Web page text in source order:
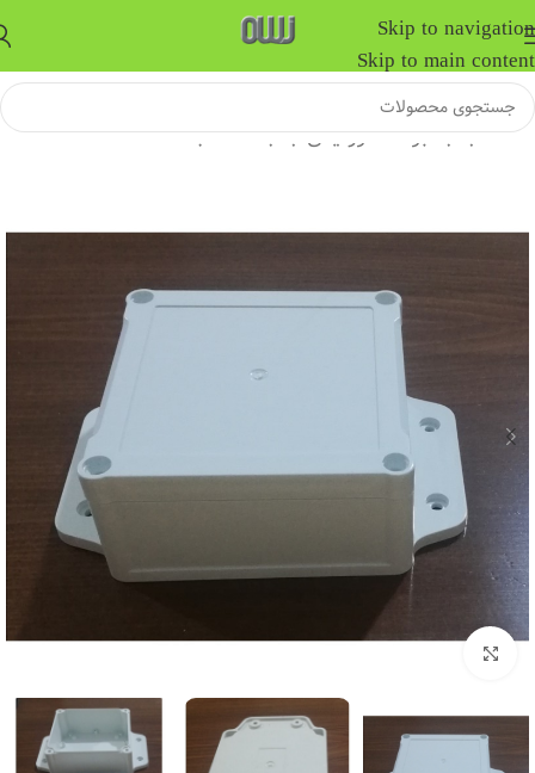
Skip to navigation
Skip to main content
خانه/جعبه برد الکترونیکی/جعبه ضد آب
بزرگنمایی تصویر